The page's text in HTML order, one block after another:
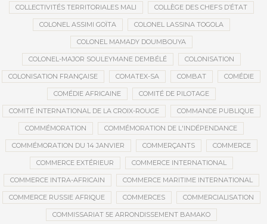
COLLECTIVITÉS TERRITORIALES MALI COLLÈGE DES CHEFS D’ÉTAT
COLONEL ASSIMI GOÏTA COLONEL LASSINA TOGOLA
COLONEL MAMADY DOUMBOUYA
COLONEL-MAJOR SOULEYMANE DEMBÉLÉ COLONISATION
COLONISATION FRANÇAISE COMATEX-SA COMBAT COMÉDIE
COMÉDIE AFRICAINE COMITÉ DE PILOTAGE
COMITÉ INTERNATIONAL DE LA CROIX-ROUGE COMMANDE PUBLIQUE
COMMÉMORATION COMMÉMORATION DE L'INDÉPENDANCE
COMMÉMORATION DU 14 JANVIER COMMERÇANTS COMMERCE
COMMERCE EXTÉRIEUR COMMERCE INTERNATIONAL
COMMERCE INTRA-AFRICAIN COMMERCE MARITIME INTERNATIONAL
COMMERCE RUSSIE AFRIQUE COMMERCES COMMERCIALISATION
COMMISSARIAT 5E ARRONDISSEMENT BAMAKO